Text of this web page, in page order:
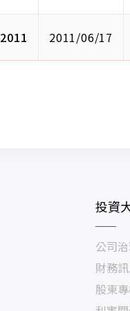
2011 2011/06/17
投資
公司
財務
股東